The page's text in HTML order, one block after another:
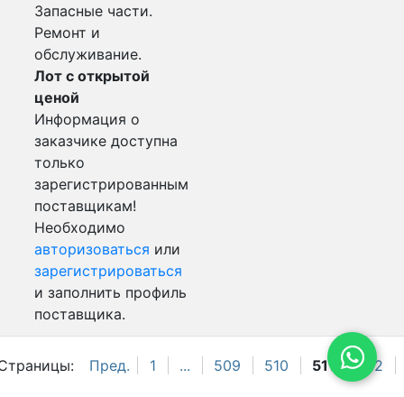
Пред. 1 ... 509 510 511 512
Запасные части.
Ремонт и
обслуживание.
Лот с открытой
ценой
Информация о
заказчике доступна
только
зарегистрированным
поставщикам!
Необходимо
авторизоваться или
зарегистрироваться
и заполнить профиль
поставщика.